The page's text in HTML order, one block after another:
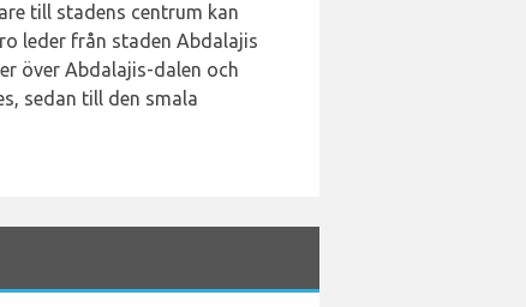
till stadens centrum kan
leder från staden Abdalajis
över Abdalajis-dalen och
sedan till den smala